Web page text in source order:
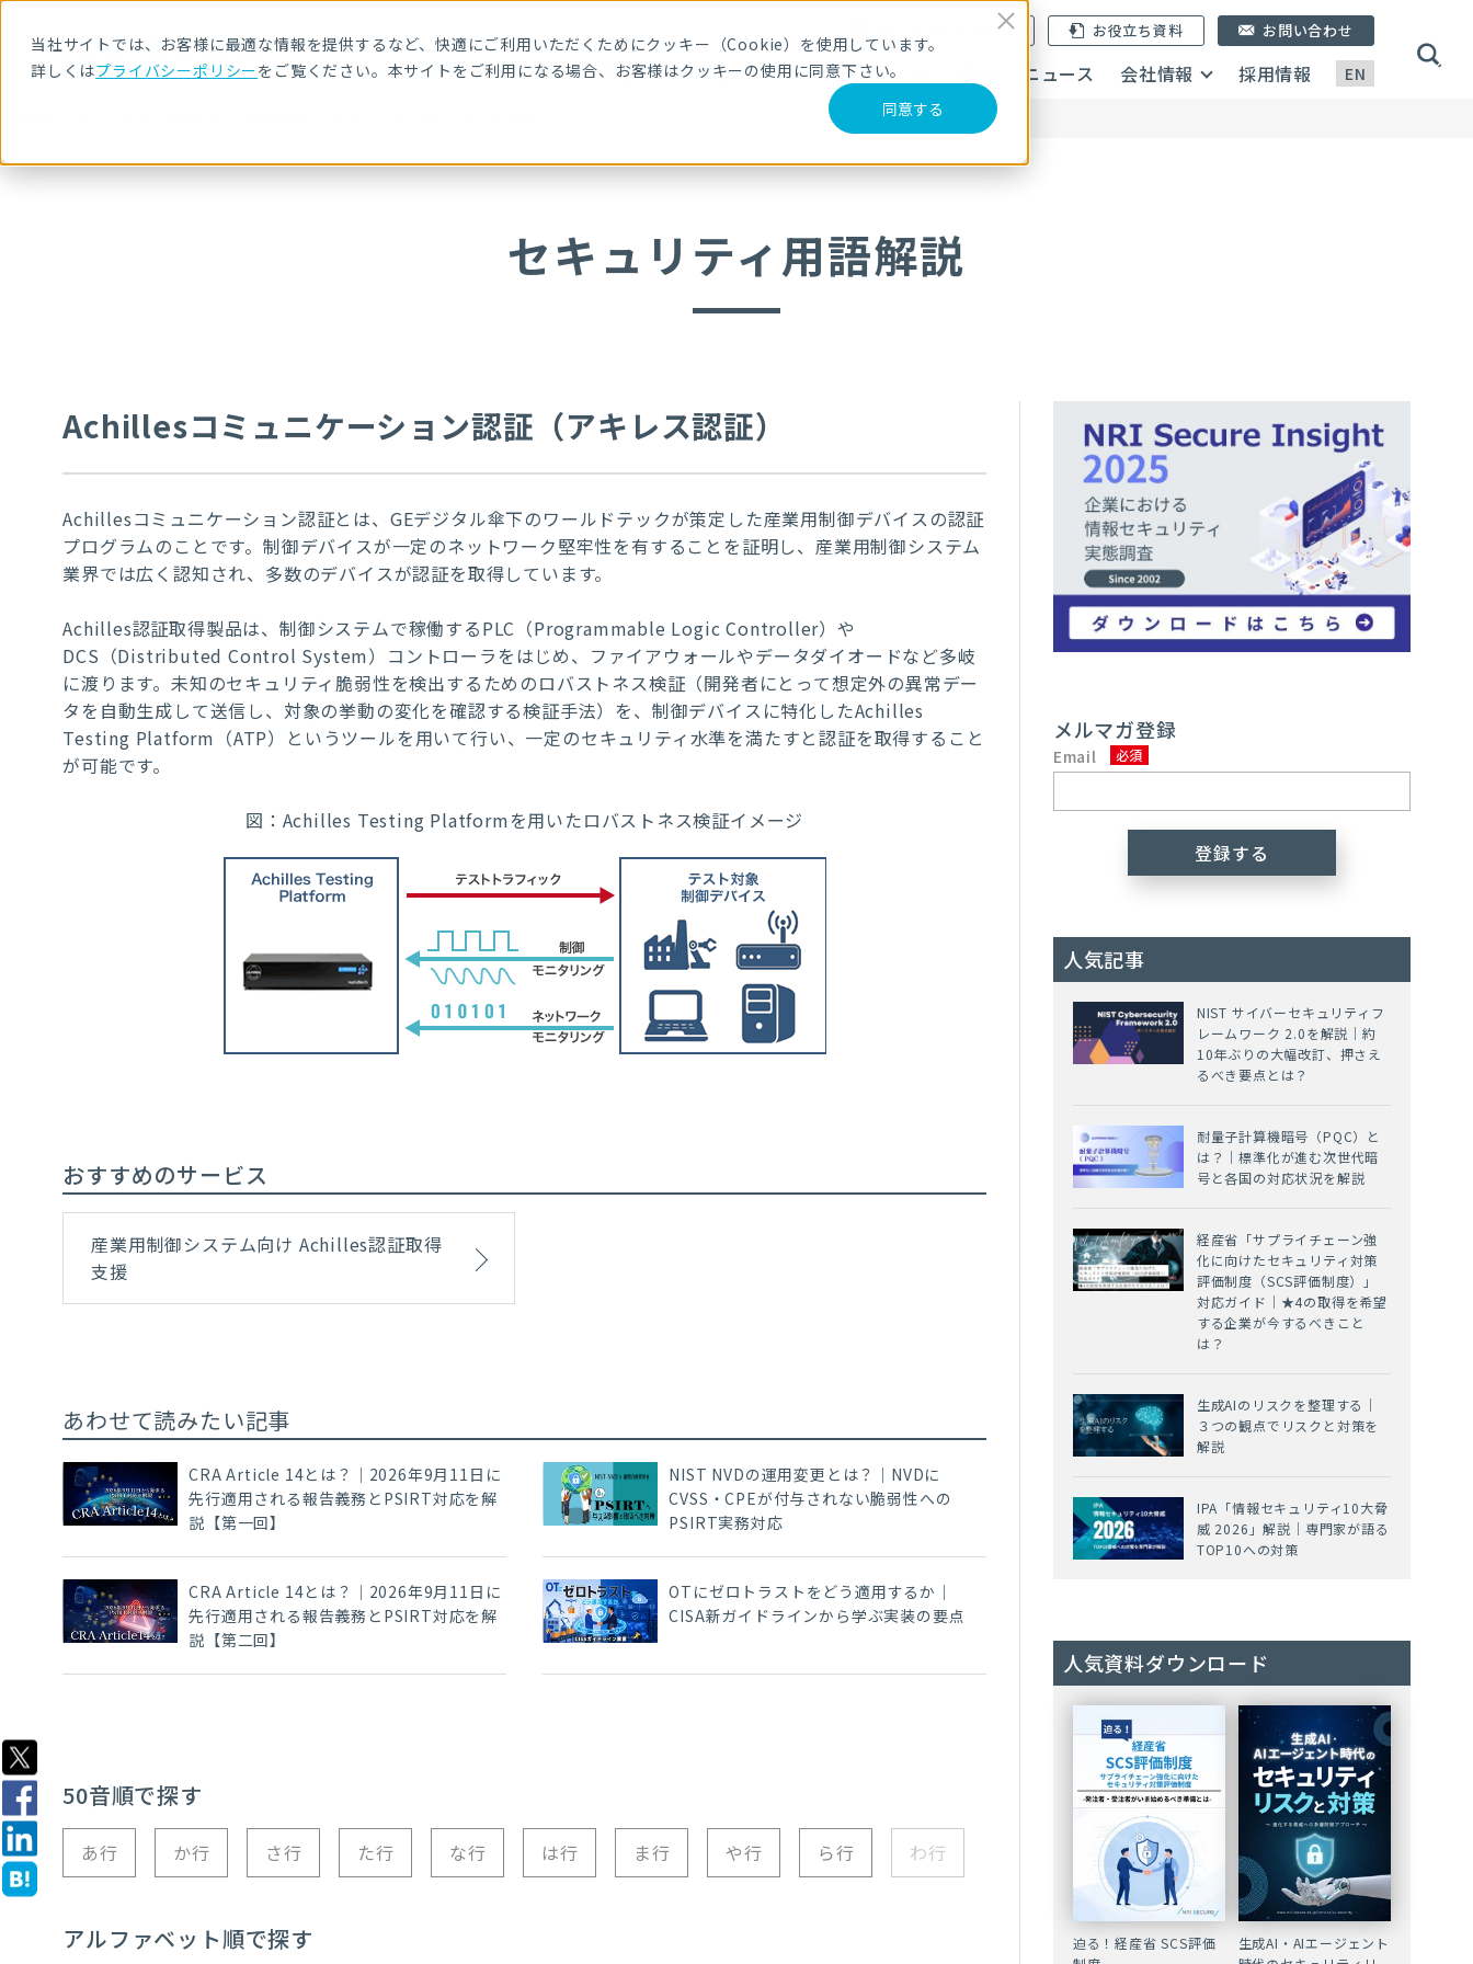
当社サイトでは、お客様に最適な情報を提供するなど、快適にご利用いただくためにクッキー（Cookie）を使用しています。
詳しくはプライバシーポリシーをご覧ください。本サイトをご利用になる場合、お客様はクッキーの使用に同意下さい。
同意する
EN
メールマガジン登録 お役立ち資料
サービス・製品 導入事例 セミナー ブログ ニュース 会社情報 採用情報
お問い合わせ
セキュリティ用語解説
Achillesコミュニケーション認証（アキレス認証）
Achillesコミュニケーション認証とは、 GEデジタル傘下のワールドテックが策定した産業用制御デバイスの認証
プログラムのことです。 制御デバイスが一定のネットワーク堅牢性を有することを証明し、産業用制御システム
業界では広く認知され、多数のデバイスが認証を取得しています。
Achilles認証取得製品は、制御システムで稼働するPLC（Programmable Logic Controller）や
DCS（Distributed Control System）コントローラをはじめ、ファイアウォールやデータダイオードなど多岐
に渡ります。 未知のセキュリティ脆弱性を検出するためのロバストネス検証（開発者にとって想定外の異常デー
タを自動生成して送信し、対象の挙動の変化を確認する検証手法）を、制御デバイスに特化したAchilles
Testing Platform（ATP）というツールを用いて行い、一定のセキュリティ水準を満たすと認証を取得すること
が可能です。
図： Achilles Testing Platformを用いたロバストネス検証イメージ
おすすめのサービス
産業用制御システム向け Achilles認証取得
支援
あわせて読みたい記事
CRA Article 14とは？｜2026年9月11日に
先行適用される報告義務とPSIRT対応を解
説【第一回】
NIST NVDの運用変更とは？｜NVDに
CVSS・CPEが付与されない脆弱性への
PSIRT実務対応
CRA Article 14とは？｜2026年9月11日に
先行適用される報告義務とPSIRT対応を解
説【第二回】
OTにゼロトラストをどう適用するか｜
CISA新ガイドラインから学ぶ実装の要点
50音順で探す
あ行 か行 さ行 た行 な行 は行 ま行 や行 ら行 わ行
アルファベット順で探す
メルマガ登録
Email
人気記事
NIST サイバーセキュリティフ
レームワーク 2.0を解説｜約
10年ぶりの大幅改訂、押さえ
るべき要点とは？
耐量子計算機暗号（PQC）と
は？｜標準化が進む次世代暗
号と各国の対応状況を解説
経産省「サプライチェーン強
化に向けたセキュリティ対策
評価制度（SCS評価制度）」
対応ガイド｜★4の取得を希望
する企業が今するべきこと
は？
生成AIのリスクを整理する｜
３つの観点でリスクと対策を
解説
IPA「情報セキュリティ10大脅
威 2026」解説｜専門家が語る
TOP10への対策
人気資料ダウンロード
迫る！経産省 SCS評価
生成AI・AIエージェント